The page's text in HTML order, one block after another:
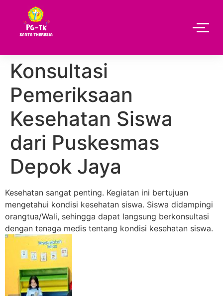
Konsultasi
Pemeriksaan
Kesehatan Siswa
dari Puskesmas
Depok Jaya
Kesehatan sangat penting. Kegiatan ini bertujuan
mengetahui kondisi kesehatan siswa. Siswa didampingi
orangtua/Wali, sehingga dapat langsung berkonsultasi
dengan tenaga medis tentang kondisi kesehatan siswa.